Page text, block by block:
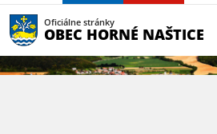
Oficiálne stránky
OBEC HORNÉ NAŠTICE